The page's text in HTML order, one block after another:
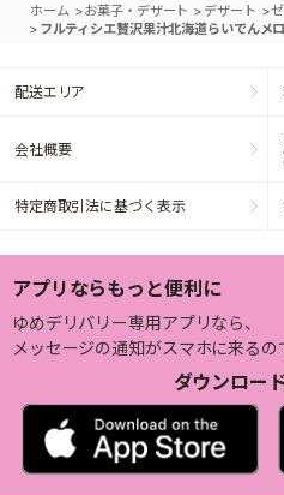
ホーム >お菓子・デザート > デザート >
> フルティシエ贅沢果汁北海道らいでんメ
配送エリア
会社概要
特定商取引法に基づく表示
アプリならもっと便利に
ゆめデリバリー専用アプリなら、
メッセージの通知がスマホに来るの
ダウンロー